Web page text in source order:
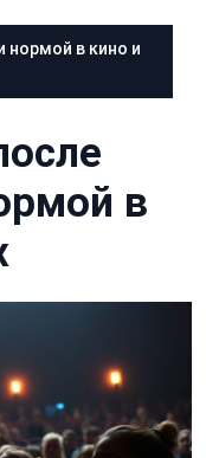
нормой в кино и
в